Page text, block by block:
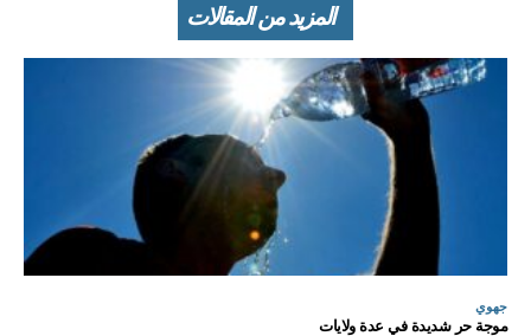
المزيد من المقالات
جهوي
موجة حر شديدة في عدة ولايات